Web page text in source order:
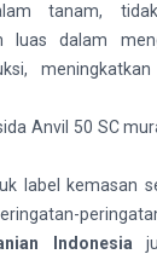
tanam,
luas dalam
Anvil 50 SC
label kemasan
Indonesia